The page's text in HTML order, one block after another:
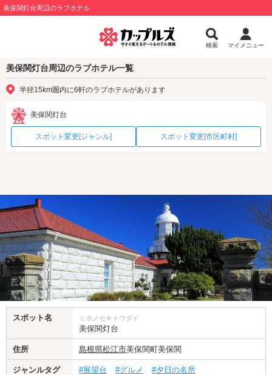
美保関灯台周辺のラブホテル
検索 マイメニュー
美保関灯台周辺のラブホテル一覧
半径15km圏内に6軒のラブホテルがあります
美保関灯台
スポット変更[ジャンル] スポット変更[市区町村]
スポット名 ミホノセキトウダイ
美保関灯台
住所 島根県松江市美保関町美保関
ジャンルタグ #展望台 #グルメ #夕日の名所